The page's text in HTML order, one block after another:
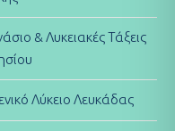
& Λυκειακές Τάξεις
Λύκειο Λευκάδας